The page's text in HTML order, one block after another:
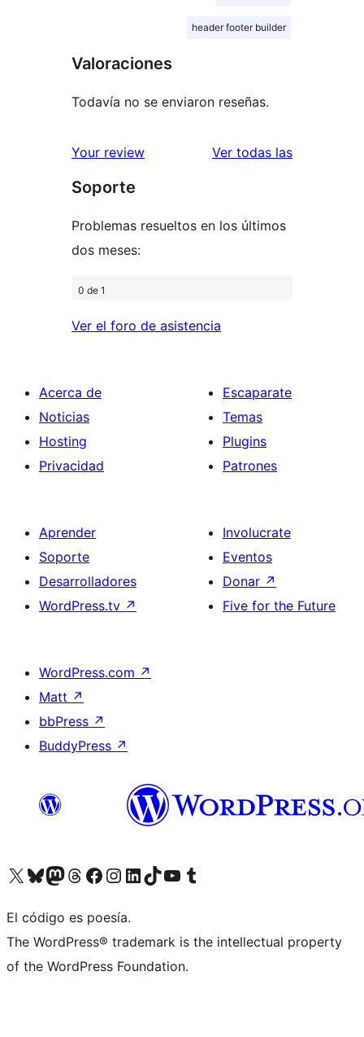
header footer builder
Valoraciones
Todavía no se enviaron reseñas.
Your review Ver todas lasreseñas
Soporte
Problemas resueltos en los últimos
dos meses:
0 de 1
Ver el foro de asistencia
Acerca de
Noticias
Hosting
Privacidad
Escaparate
Temas
Plugins
Patrones
Aprender
Soporte
Desarrolladores
WordPress.tv ↗
Involucrate
Eventos
Donar ↗
Five for the Future
WordPress.com ↗
Matt ↗
bbPress ↗
BuddyPress ↗
Visitá nuestra cuenta de X (anteriormente Twitter)
Visitá nuestra cuenta de Bluesky
Visitá nuestra cuenta de Mastodon
Visitá nuestra cuenta de Threads
Visitá nuestra página de Facebook
Visitá nuestra cuenta de Instagram
Visitá nuestra cuenta de LinkedIn
Visitá nuestra cuenta de TikTok
Visitá nuestro canal de YouTube
Visitá nuestra cuenta de Tumblr
El código es poesía.
The WordPress® trademark is the intellectual property
of the WordPress Foundation.